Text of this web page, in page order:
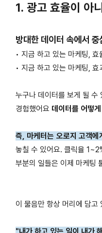
1. 광고 효율이 아
방대한 데이터 속에서 중
• 지금 하고 있는 마케팅,
• 지금 하고 있는 마케팅,
누구나 데이터를 보게 될 수
경험했어요 데이터를 어떻
즉, 마케터는 오로지 고객에
놓칠 수 있어요. 클릭율
부분의 일들은 이제 마케팅
이 물음만 항상 머리에 담고